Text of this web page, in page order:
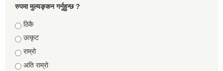
रुपमा मुल्यङ्कन गर्नुहुन्छ ?
Choices
ठिकै
उत्कृट
राम्रो
अति राम्रो